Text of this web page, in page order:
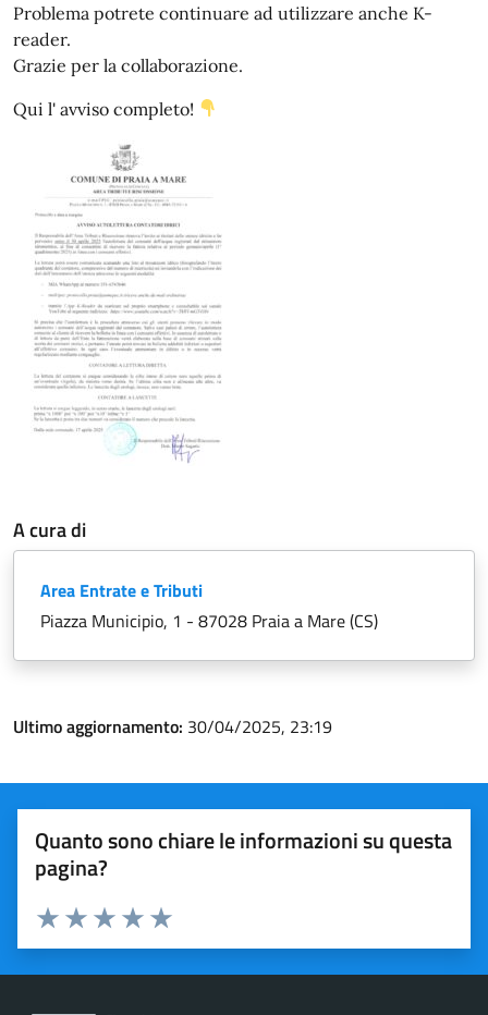
Problema potrete continuare ad utilizzare anche K-
reader.
Grazie per la collaborazione.
Qui l' avviso completo!
A cura di
Area Entrate e Tributi
Piazza Municipio, 1 - 87028 Praia a Mare (CS)
Ultimo aggiornamento: 30/04/2025, 23:19
Quanto sono chiare le informazioni su questa
pagina?
Valuta 5 stelle su 5
Valuta 4 stelle su 5
Valuta 3 stelle su 5
Valuta 2 stelle su 5
Valuta 1 stelle su 5